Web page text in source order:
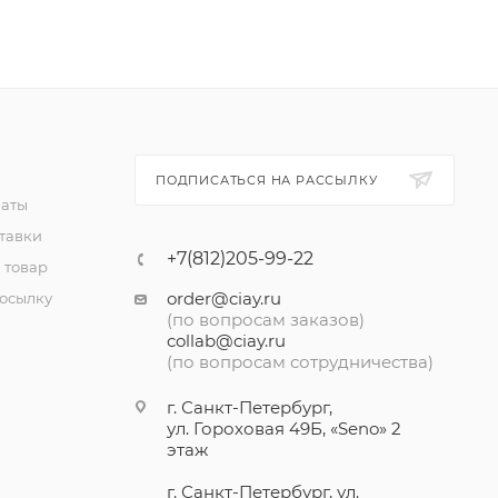
товар
ПОДПИСАТЬСЯ НА РАССЫЛКУ
+7(812)205-99-22
order@ciay.ru
(по вопросам заказов)
collab@ciay.ru
(по вопросам сотрудничества)
г. Санкт-Петербург,
ул. Гороховая 49Б, «Seno» 2
этаж
г. Санкт-Петербург, ул.